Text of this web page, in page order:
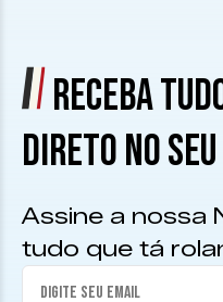
RECEBA
DIRETO NO
Assine a nossa
tudo que tá